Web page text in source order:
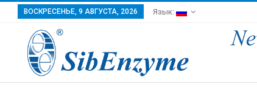
ВОСКРЕСЕНЬЕ, 9 АВГУСТА, 2026 Язык: